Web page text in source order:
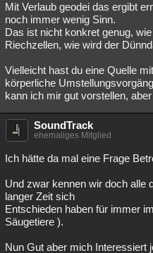
Mit Verlaub geodei das ergibt
noch immer wenig Sinn.
Das ist nicht konkret genug,
Riechzellen, wie wird der
Vielleicht hast du eine Quelle
körperliche
kann ich mir gut vorstellen,
SoundTrack
ehemaliges Mitglied
Ich hätte da mal eine Frage
Und zwar kennen wir doch alle
langer Zeit sich
Entschieden haben für immer
Säugetiere ).
Nun Gut aber mich Interessiert